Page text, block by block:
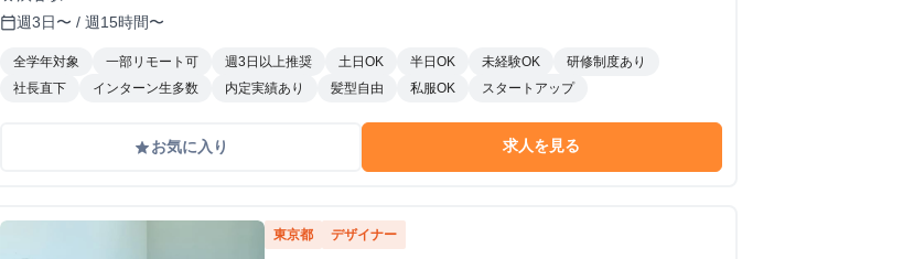
calendar_today週3日〜 / 週15時間〜
全学年対象 一部リモート可 週3日以上推奨 土日OK 半日OK 未経験OK
研修制度あり
社長直下
インターン生多数 内定実績あり 髪型自由 私服OK スタートアップ
gradeお気に入り 求人を見る
東京都 デザイナー